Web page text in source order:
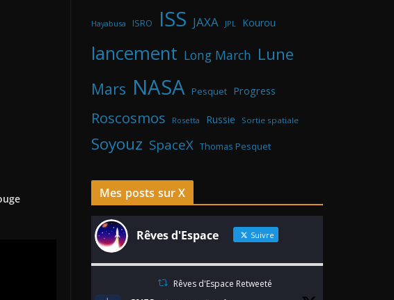
Hayabusa ISRO ISS JAXA JPL Kourou
lancement Long March Lune
Mars NASA Pesquet Progress
Roscosmos Rosetta Russie Sortie spatiale
Soyouz SpaceX Thomas Pesquet
Mes posts sur X
Rêves d'Espace Suivre
Rêves d'Espace Retweeté